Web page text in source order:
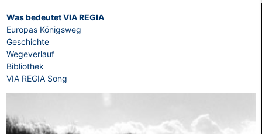
Was bedeutet VIA REGIA
Europas Königsweg
Geschichte
Wegeverlauf
Bibliothek
VIA REGIA Song